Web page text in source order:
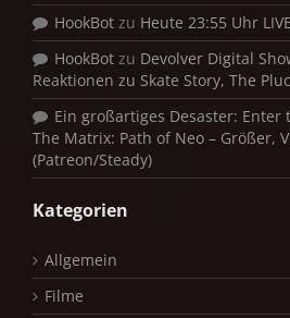
HookBot zu Heute 23:55 Uhr
HookBot zu Devolver Digital
Reaktionen zu Skate Story, The
Ein großartiges Desaster:
The Matrix: Path of Neo – Größer,
(Patreon/Steady)
Kategorien
Allgemein
Filme